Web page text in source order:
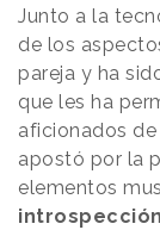
Junto a la
de los
pareja y ha
que les ha
aficionados
apostó por la
elementos